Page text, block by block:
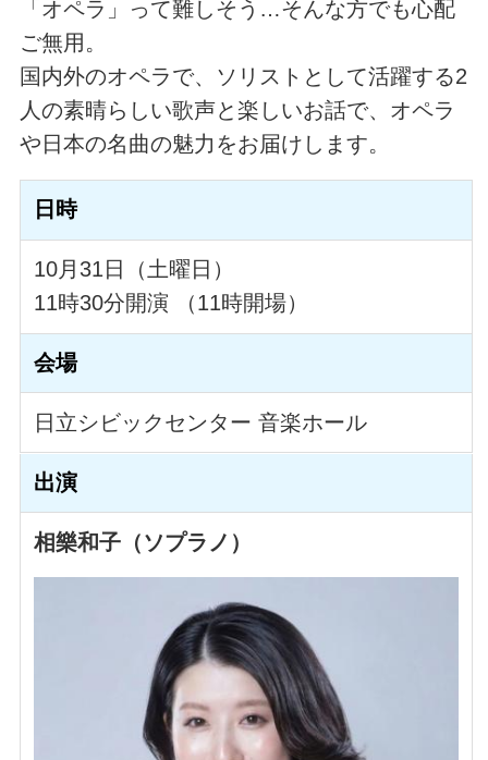
「オペラ」って難しそう…そんな方でも心配
ご無用。
国内外のオペラで、ソリストとして活躍する2
人の素晴らしい歌声と楽しいお話で、オペラ
や日本の名曲の魅力をお届けします。
日時
10月31日（土曜日）
11時30分開演 （11時開場）
会場
日立シビックセンター 音楽ホール
出演
相樂和子（ソプラノ）